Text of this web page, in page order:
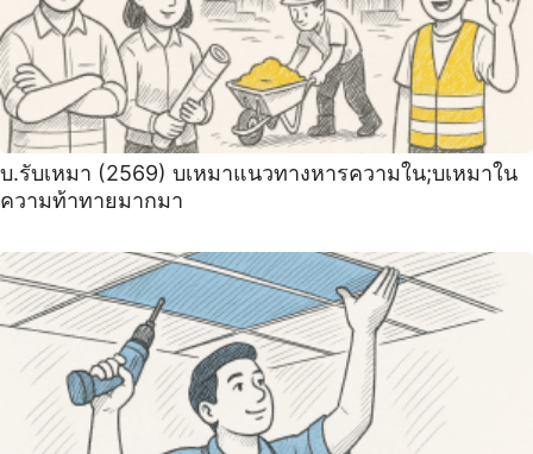
บ.รับเหมา (2569) บเหมาแนวทางหารความใน;บเหมาใน
ความท้าทายมากมา